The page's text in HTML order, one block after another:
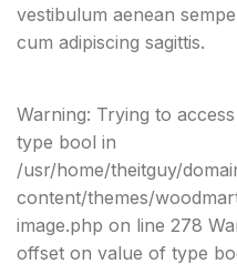
vestibulum aenean
cum adipiscing sagittis.
Warning: Trying to
type bool in
/usr/home/theitguy/
content/themes/
image.php on line 278
offset on value of type